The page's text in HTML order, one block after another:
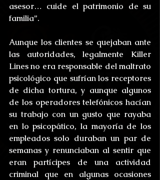
asesor… cuide el patrimonio de su
familia”.
Aunque los clientes se quejaban ante
las autoridades, legalmente Killer
Lines no era responsable del maltrato
psicológico que sufrían los receptores
de dicha tortura, y aunque algunos
de los operadores telefónicos hacían
su trabajo con un gusto que rayaba
en lo psicopático, la mayoría de los
empleados solo duraban un par de
semanas y renunciaban al sentir que
eran partícipes de una actividad
criminal que en algunas ocasiones